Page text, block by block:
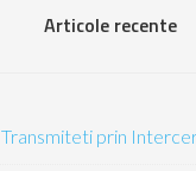
Articole recente
Transmiteti prin